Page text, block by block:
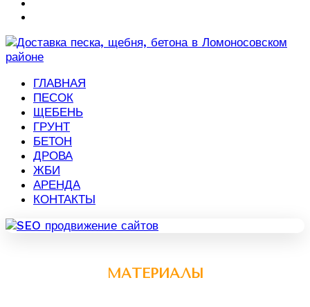
ГЛАВНАЯ
ПЕСОК
ЩЕБЕНЬ
ГРУНТ
БЕТОН
ДРОВА
ЖБИ
АРЕНДА
КОНТАКТЫ
МАТЕРИАЛЫ